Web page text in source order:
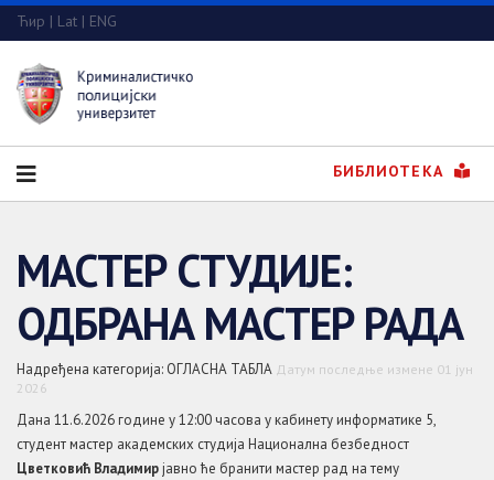
Ћир | Lat | ENG
БИБЛИОТЕКА
МАСТЕР СТУДИЈЕ:
ОДБРАНА МАСТЕР РАДА
Надређена категорија: ОГЛАСНА ТАБЛА Датум последње измене 01 јун
2026
Дана 11.6.2026 године у 12:00 часова у кабинету информатике 5,
студент мастер академских студија Национална безбедност
Цветковић Владимирјавно ће бранити мастер рад на тему